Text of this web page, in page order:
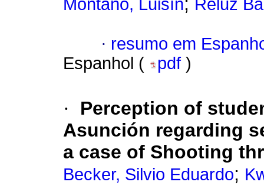
Montaño, Luisín
Reluz
· resumo em
Espanhol (
pdf )
·
Perception of
Asunción regarding
a case of Shooting
Becker, Silvio Eduardo;